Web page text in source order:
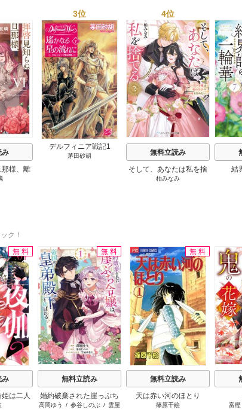
み
那様、離
ます
3位
デルフィニア戦記1
茅田砂胡
4位
無料立読み
そして、あなたは私を捨
てる
柏みなみ
結
ク！
無料
み
は二人
れる―
無料
無料立読み
婚約破棄された崖っぷち
令嬢は、帝国の皇弟殿下
高岡ゆう / 参谷しのぶ / 雲屋
無料
無料立読み
天は赤い河のほとり
篠原千絵 富樫